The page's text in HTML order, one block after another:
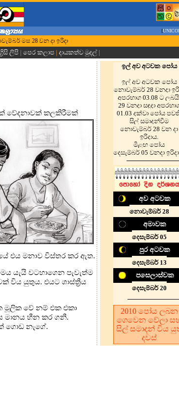
[
මස 28 වන දා ඉරිදා
ලිපි | පෙර කලාප | දායකත්ව මුදල් |
වේදනාවක් කලකිරීමක්
එය මනාව විස්තර කර ඇත.
යැයි වටහාගෙන පැවැත්ම
විය යුතුය. එයට ශාස්ත්‍රීය
මූලික වේ නම් එක එකා
මානය හීන කර ගනී.
ගොඩ නැගේ.
ඉල් අව අටවක පෝය
ඉල් අව අටවක පෝය
නොවැම්බර් 28 වනදා
අපරභාග 03.08 ට
29 වනදා සඳුදා
01.03 දක්වා පෝය
සිල් සමාදන්වීම
නොවැම්බර් 28 වන දා
ඉරිදාය.
මීළඟ පෝය
දෙසැම්බර් 05 වනදා
අව අටවක
නොවැම්බර් 28
අමාවක
දෙසැම්බර් 05
පුර අටවක
දෙසැම්බර් 13
පසෙලාස්වක
දෙසැම්බර් 20
2010 පෝය ලබන
ගෙවෙන වේලා
සිල් සමාදන් විය
දවස